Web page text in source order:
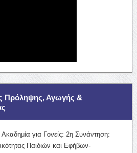
Πρόληψης, Αγωγής &
για Γονείς: 2η Συνάντηση:
Παιδιών και Εφήβων-